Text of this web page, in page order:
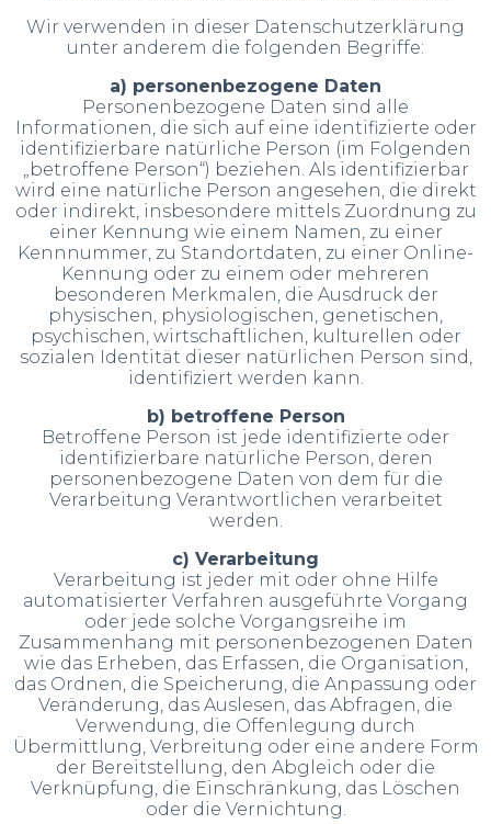
Wir verwenden in dieser Datenschutzerklärung
unter anderem die folgenden Begriffe:
a) personenbezogene Daten
Personenbezogene Daten sind alle
Informationen, die sich auf eine identifizierte oder
identifizierbare natürliche Person (im Folgenden
„betroffene Person“) beziehen. Als identifizierbar
wird eine natürliche Person angesehen, die direkt
oder indirekt, insbesondere mittels Zuordnung zu
einer Kennung wie einem Namen, zu einer
Kennnummer, zu Standortdaten, zu einer Online-
Kennung oder zu einem oder mehreren
besonderen Merkmalen, die Ausdruck der
physischen, physiologischen, genetischen,
psychischen, wirtschaftlichen, kulturellen oder
sozialen Identität dieser natürlichen Person sind,
identifiziert werden kann.
b) betroffene Person
Betroffene Person ist jede identifizierte oder
identifizierbare natürliche Person, deren
personenbezogene Daten von dem für die
Verarbeitung Verantwortlichen verarbeitet
werden.
c) Verarbeitung
Verarbeitung ist jeder mit oder ohne Hilfe
automatisierter Verfahren ausgeführte Vorgang
oder jede solche Vorgangsreihe im
Zusammenhang mit personenbezogenen Daten
wie das Erheben, das Erfassen, die Organisation,
das Ordnen, die Speicherung, die Anpassung oder
Veränderung, das Auslesen, das Abfragen, die
Verwendung, die Offenlegung durch
Übermittlung, Verbreitung oder eine andere Form
der Bereitstellung, den Abgleich oder die
Verknüpfung, die Einschränkung, das Löschen
oder die Vernichtung.